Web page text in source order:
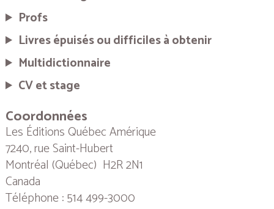
Profs
Livres épuisés ou difficiles à obtenir
Multidictionnaire
CV et stage
Coordonnées
Les Éditions Québec Amérique
7240, rue Saint-Hubert
Montréal (Québec) H2R 2N1
Canada
Téléphone : 514 499-3000